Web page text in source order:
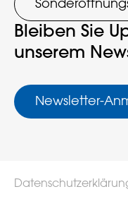
Bleiben Sie
unserem
Newsletter-